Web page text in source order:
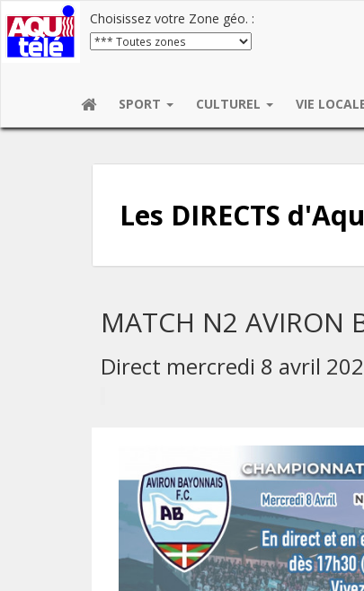
Choisissez votre Zone géo. :
SPORT CULTUREL VIE
Les DIRECTS
MATCH N2 AVIRON
Direct mercredi 8 avril